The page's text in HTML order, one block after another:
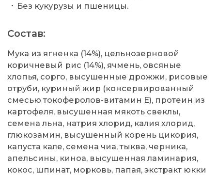
Без кукурузы и пшеницы.
Состав:
Мука из ягненка (14%), цельнозерновой
коричневый рис (14%), ячмень, овсяные
хлопья, сорго, высушенные дрожжи, рисовые
отруби, куриный жир (консервированный
смесью токоферолов-витамин Е), протеин из
картофеля, высушенная мякоть свеклы,
семена льна, натрия хлорид, калия хлорид,
глюкозамин, высушенный корень цикория,
капуста кале, семена чиа, тыква, черника,
апельсины, киноа, высушенная ламинария,
кокос, шпинат, морковь, папая, экстракт юкки